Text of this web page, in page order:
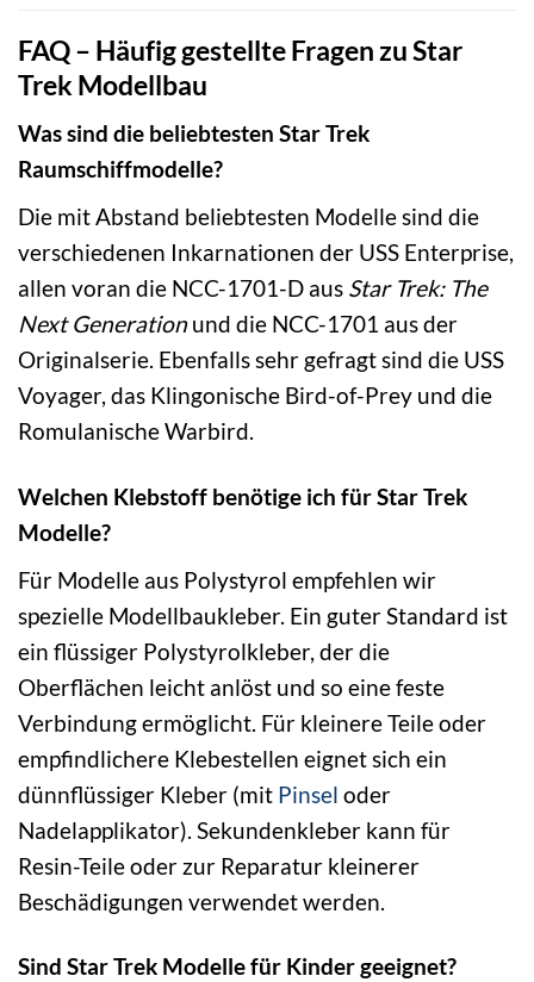
FAQ – Häufig gestellte Fragen zu Star
Trek Modellbau
Was sind die beliebtesten Star Trek
Raumschiffmodelle?
Die mit Abstand beliebtesten Modelle sind die
verschiedenen Inkarnationen der USS Enterprise,
allen voran die NCC-1701-D aus Star Trek: The
Next Generationund die NCC-1701 aus der
Originalserie. Ebenfalls sehr gefragt sind die USS
Voyager, das Klingonische Bird-of-Prey und die
Romulanische Warbird.
Welchen Klebstoff benötige ich für Star Trek
Modelle?
Für Modelle aus Polystyrol empfehlen wir
spezielle Modellbaukleber. Ein guter Standard ist
ein flüssiger Polystyrolkleber, der die
Oberflächen leicht anlöst und so eine feste
Verbindung ermöglicht. Für kleinere Teile oder
empfindlichere Klebestellen eignet sich ein
dünnflüssiger Kleber (mit Pinsel oder
Nadelapplikator). Sekundenkleber kann für
Resin-Teile oder zur Reparatur kleinerer
Beschädigungen verwendet werden.
Sind Star Trek Modelle für Kinder geeignet?